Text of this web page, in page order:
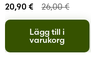
20,90 € 26,00€
Lägg till i
varukorg